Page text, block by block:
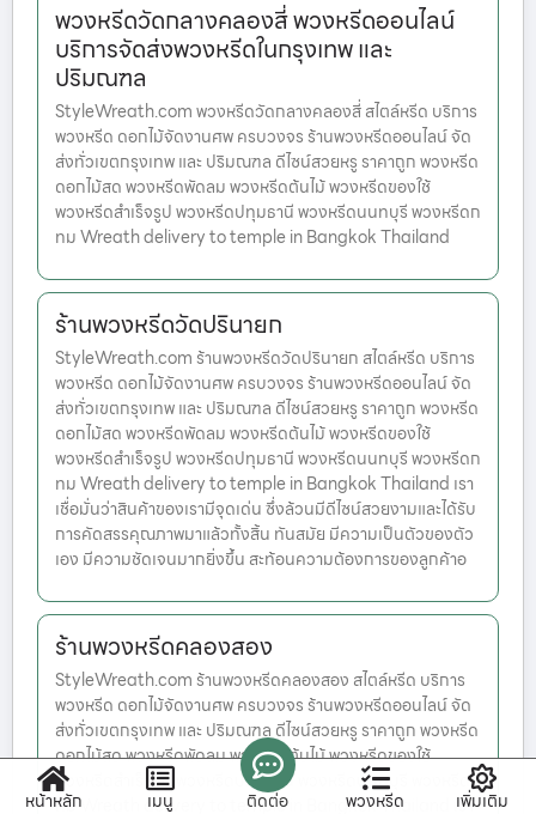
พวงหรีดวัดกลางคลองสี่ พวงหรีดออนไลน์
บริการจัดส่งพวงหรีดในกรุงเทพ และ
ปริมณฑล
StyleWreath.com พวงหรีดวัดกลางคลองสี่ สไตล์หรีด บริการ
พวงหรีด ดอกไม้จัดงานศพ ครบวงจร ร้านพวงหรีดออนไลน์ จัด
ส่งทั่วเขตกรุงเทพ และ ปริมณฑล ดีไซน์สวยหรู ราคาถูก พวงหรีด
ดอกไม้สด พวงหรีดพัดลม พวงหรีดต้นไม้ พวงหรีดของใช้
พวงหรีดสำเร็จรูป พวงหรีดปทุมธานี พวงหรีดนนทบุรี พวงหรีดก
ทม Wreath delivery to temple in Bangkok Thailand
ร้านพวงหรีดวัดปรินายก
StyleWreath.com ร้านพวงหรีดวัดปรินายก สไตล์หรีด บริการ
พวงหรีด ดอกไม้จัดงานศพ ครบวงจร ร้านพวงหรีดออนไลน์ จัด
ส่งทั่วเขตกรุงเทพ และ ปริมณฑล ดีไซน์สวยหรู ราคาถูก พวงหรีด
ดอกไม้สด พวงหรีดพัดลม พวงหรีดต้นไม้ พวงหรีดของใช้
พวงหรีดสำเร็จรูป พวงหรีดปทุมธานี พวงหรีดนนทบุรี พวงหรีดก
ทม Wreath delivery to temple in Bangkok Thailand เรา
เชื่อมั่นว่าสินค้าของเรามีจุดเด่น ซึ่งล้วนมีดีไซน์สวยงามและได้รับ
การคัดสรรคุณภาพมาแล้วทั้งสิ้น ทันสมัย มีความเป็นตัวของตัว
เอง มีความชัดเจนมากยิ่งขึ้น สะท้อนความต้องการของลูกค้าอ
ร้านพวงหรีดคลองสอง
StyleWreath.com ร้านพวงหรีดคลองสอง สไตล์หรีด บริการ
พวงหรีด ดอกไม้จัดงานศพ ครบวงจร ร้านพวงหรีดออนไลน์ จัด
ส่งทั่วเขตกรุงเทพ และ ปริมณฑล ดีไซน์สวยหรู ราคาถูก พวงหรีด
ดอกไม้สด พวงหรีดพัดลม พวงหรีดต้นไม้ พวงหรีดของใช้
พวงหรีดสำเร็จรูป พวงหรีดปทุมธานี พวงหรีดนนทบุรี พวงหรีดก
ทม Wreath delivery to temple in Bangkok Thailand เรา
หน้าหลัก เมนู ติดต่อ พวงหรีด เพิ่มเติม